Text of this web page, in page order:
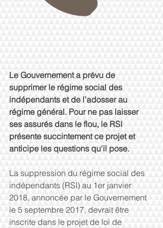
Le Gouvernement a prévu de
supprimer le régime social des
indépendants et de l'adosser au
régime général. Pour ne pas laisser
ses assurés dans le flou, le RSI
présente succintement ce projet et
anticipe les questions qu'il pose.
La suppression du régime social des
indépendants (RSI) au 1er janvier
2018, annoncée par le Gouvernement
le 5 septembre 2017, devrait être
inscrite dans le projet de loi de